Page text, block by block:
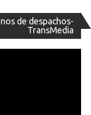
de despachos-
TransMedia
de